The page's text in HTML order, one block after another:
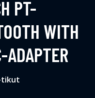
PT-
WITH
ADAPTER
tikut